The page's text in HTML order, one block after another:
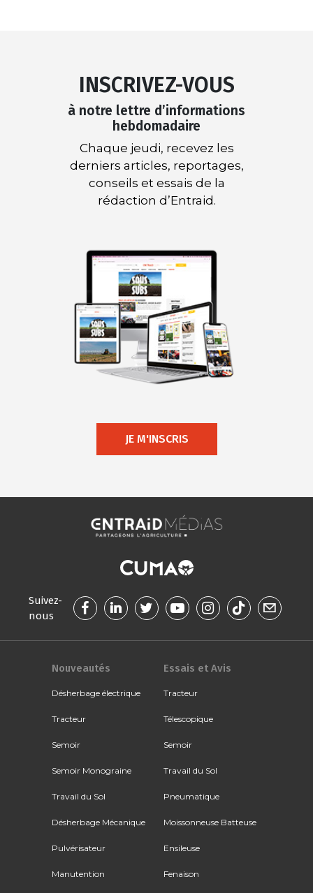
INSCRIVEZ-VOUS
à notre lettre d’informations
hebdomadaire
Chaque jeudi, recevez les
derniers articles, reportages,
conseils et essais de la
rédaction d’Entraid.
JE M'INSCRIS
Suivez-
nous
Nouveautés
Désherbage électrique
Tracteur
Semoir
Semoir Monograine
Travail du Sol
Désherbage Mécanique
Pulvérisateur
Manutention
Essais et Avis
Tracteur
Télescopique
Semoir
Travail du Sol
Pneumatique
Moissonneuse Batteuse
Ensileuse
Fenaison